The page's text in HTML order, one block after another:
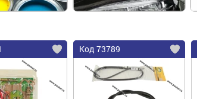
Код 73789